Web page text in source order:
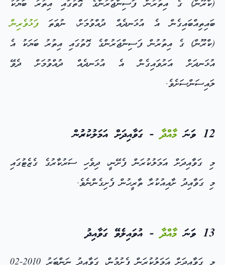
(ކްރޫން) ގެ އިތުރުން ފަސިންޖަރުންގެ ގޮތުގައި އިތުރު ބަޔަކު
ބައިތިއްބައިގެން އެ އުޅަނދެއް ދުއްވުމަށް، ނުވަތަފަޅުވެރިން
(ކްރޫން) ގެ އިތުރުން ފަސިންޖަރުންގެ ގޮތުގައި އިތުރު ބަޔަކު އެ
އުޅަނދަށް އަރުވައިގެން އެ އުޅަނދެއް ދުއްވުމަށް ދެވޭ
ލައިސަންސަށެވެ.
12 ވަނަ މާއްދާ- ގަވާއިދަށް އަމަލުކުރުން
މި ގަވާއިދަށް އަމަލުކުރަން ފެށޭނީ، ދިވެހި ސަރުކާރުގެ ގެޒެޓުގައި
މި ގަވާއިދު ށާއިއުކުރާ ތާރީހުން ފެށިގެންނެވެ.
13 ވަނަ މާއްދާ- އުވައިލެވޭ ގަވާއިދު